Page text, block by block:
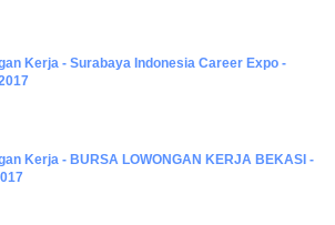
Kerja - Surabaya Indonesia Career Expo -
Kerja - BURSA LOWONGAN KERJA BEKASI -